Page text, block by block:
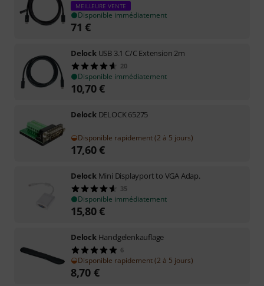
MEILLEURE VENTE
Disponible immédiatement
71 €
Delock USB 3.1 C/C Extension 2m
20
Disponible immédiatement
10,70€
Delock DELOCK 65275
Disponible rapidement (2 à 5 jours)
17,60€
Delock Mini Displayport to VGA Adap.
35
Disponible immédiatement
15,80€
Delock Handgelenkauflage
6
Disponible rapidement (2 à 5 jours)
8,70 €